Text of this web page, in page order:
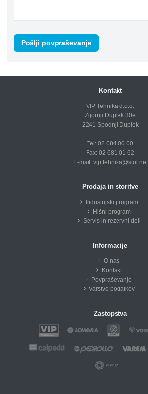
Kontakt
VIP Tehnika d.o.o.
Zgornji Duplek 30e
2241 Spodnji Duplek
Tel: 02 684 00 60
Fax: 02 681 01 62
E-mail: vip.tehnika@siol.net
Prodaja in storitve
Industrijski program
Hišni program
Servis in rezervni deli
Informacije
O nas
Kontakt
Povpraševanje
Varstvo podatkov
Zastopstva